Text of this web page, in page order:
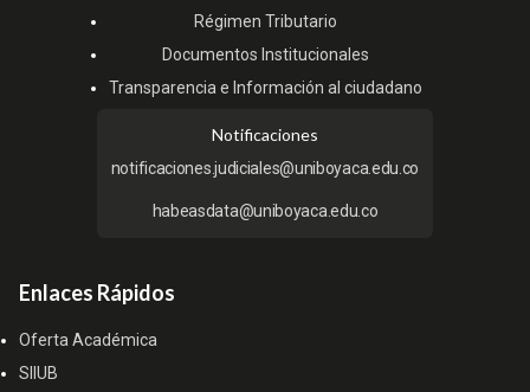
Régimen Tributario
Documentos Institucionales
Transparencia e Información al ciudadano
Notificaciones
notificaciones.judiciales@uniboyaca.edu.co
habeasdata@uniboyaca.edu.co
Enlaces Rápidos
Oferta Académica
SIIUB